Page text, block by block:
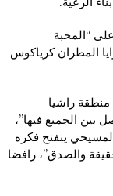
“المحبة
المطران كرياكوس
راشيا
بين الجميع فيها”،
ينفتح فكره
والصدق”، رافضا